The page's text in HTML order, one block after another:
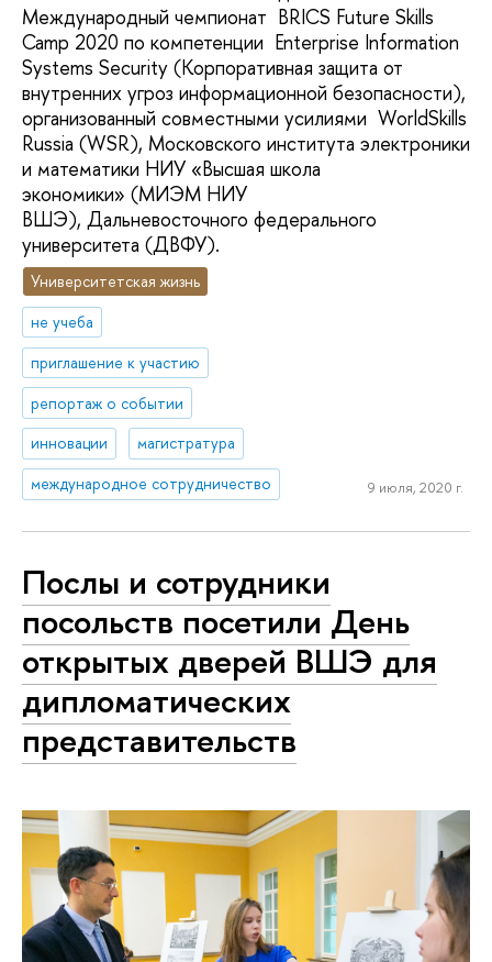
Международный чемпионат BRICS Future Skills
Camp 2020 по компетенции Enterprise Information
Systems Security (Корпоративная защита от
внутренних угроз информационной безопасности),
организованный совместными усилиями WorldSkills
Russia (WSR), Московского института электроники
и математики НИУ «Высшая школа
экономики» (МИЭМ НИУ
ВШЭ), Дальневосточного федерального
университета (ДВФУ).
Университетская жизнь
не учеба
приглашение к участию
репортаж о событии
инновации
магистратура
международное сотрудничество
9 июля, 2020 г.
Послы и сотрудники
посольств посетили День
открытых дверей ВШЭ для
дипломатических
представительств